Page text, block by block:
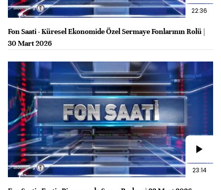
22:36
Fon Saati - Küresel Ekonomide Özel Sermaye Fonlarının Rolü |
30 Mart 2026
23:14